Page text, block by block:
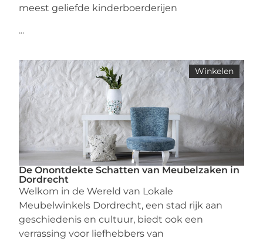
meest geliefde kinderboerderijen
...
Winkelen
De Onontdekte Schatten van Meubelzaken in
Dordrecht
Welkom in de Wereld van Lokale
Meubelwinkels Dordrecht, een stad rijk aan
geschiedenis en cultuur, biedt ook een
verrassing voor liefhebbers van